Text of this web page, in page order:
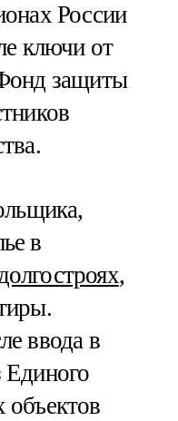
России
ключи от
защиты
в
,
ввода в
Единого
объектов